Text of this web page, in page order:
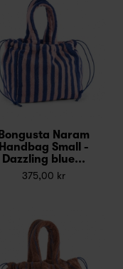
Bongusta Naram
Handbag Small -
Dazzling blue...
375,00 kr